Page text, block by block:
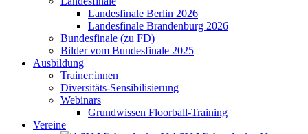
Landesfinale Berlin 2026
Landesfinale Brandenburg 2026
Bundesfinale (zu FD)
Bilder vom Bundesfinale 2025
Ausbildung
Trainer:innen
Diversitäts-Sensibilisierung
Webinars
Grundwissen Floorball-Training
Vereine